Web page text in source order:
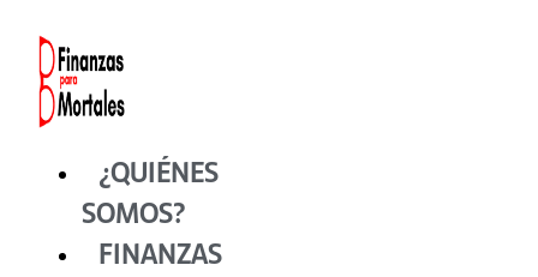
contenido
¿QUIÉNES
SOMOS?
FINANZAS